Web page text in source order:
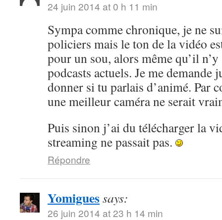
24 juin 2014 at 0 h 11 min
Sympa comme chronique, je ne
policiers mais le ton de la vidéo
pour un sou, alors même qu’il
podcasts actuels. Je me demande
donner si tu parlais d’animé. Par
une meilleur caméra ne serait
Puis sinon j’ai du télécharger la
streaming ne passait pas.
Répondre
Yomiguessays:
26 juin 2014 at 23 h 14 min